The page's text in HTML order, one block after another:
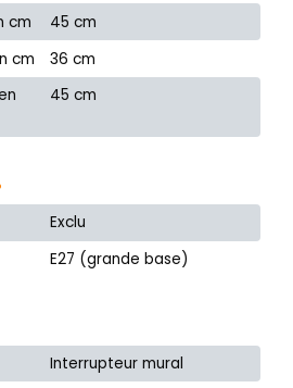
cm
45 cm
cm
36 cm
45 cm
Exclu
E27 (grande base)
Interrupteur mural